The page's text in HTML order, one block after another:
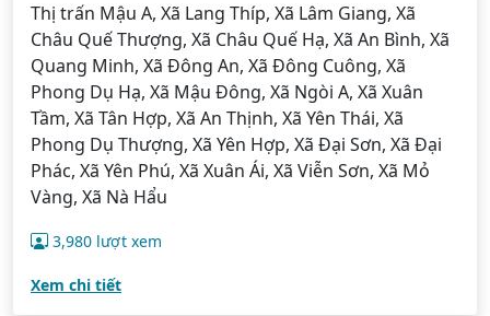
Thị trấn Mậu A, Xã Lang Thíp, Xã Lâm Giang, Xã
Châu Quế Thượng, Xã Châu Quế Hạ, Xã An Bình, Xã
Quang Minh, Xã Đông An, Xã Đông Cuông, Xã
Phong Dụ Hạ, Xã Mậu Đông, Xã Ngòi A, Xã Xuân
Tầm, Xã Tân Hợp, Xã An Thịnh, Xã Yên Thái, Xã
Phong Dụ Thượng, Xã Yên Hợp, Xã Đại Sơn, Xã Đại
Phác, Xã Yên Phú, Xã Xuân Ái, Xã Viễn Sơn, Xã Mỏ
Vàng, Xã Nà Hẩu
3,980 lượt xem
Xem chi tiết